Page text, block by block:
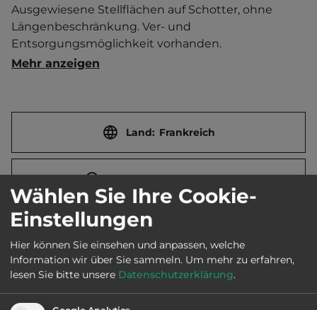
Ausgewiesene Stellflächen auf Schotter, ohne
Längenbeschränkung. Ver- und
Entsorgungsmöglichkeit vorhanden.
Ortszentrum 500 m entfernt.
Mehr anzeigen
Land: Frankreich
Stadt: 71170 Chauffailles
Straße: Chemin de Laval
Öffnungszeiten: Ganzjährig geöffnet
Wählen Sie Ihre Cookie-
Einstellungen
Hier können Sie einsehen und anpassen, welche
Information wir über Sie sammeln. Um mehr zu erfahren,
lesen Sie bitte unsere Datenschutzerklärung.